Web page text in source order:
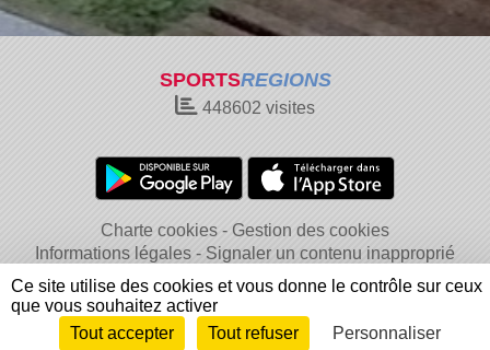
SPORTSREGIONS
448602 visites
Charte cookies
Gestion des cookies
Informations légales
Signaler un contenu inapproprié
Envie de participer ? Connexion
Ce site utilise des cookies et vous donne le contrôle sur ceux
que vous souhaitez activer
Tout accepter
Tout refuser Personnaliser